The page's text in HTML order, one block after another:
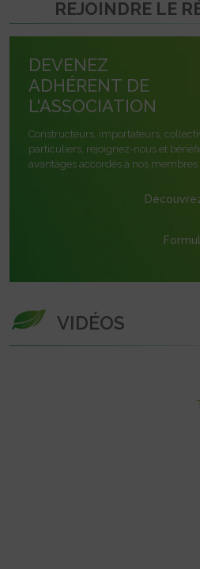
REJOINDRE LE
DEVENEZ
ADHÉRENT DE
L'ASSOCIATION
Constructeurs, importateurs,
particuliers, rejoignez-nous et
avantages accordés à nos membres.
VIDÉOS